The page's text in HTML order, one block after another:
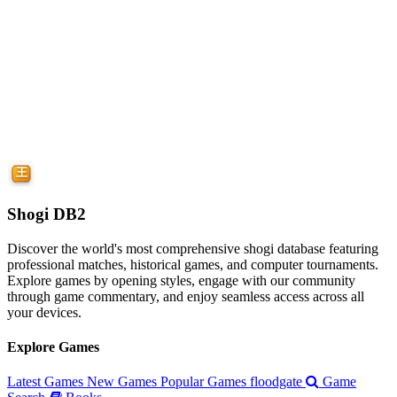
Shogi DB2
Discover the world's most comprehensive shogi database featuring
professional matches, historical games, and computer tournaments.
Explore games by opening styles, engage with our community
through game commentary, and enjoy seamless access across all
your devices.
Explore Games
Latest Games New Games Popular Games floodgate
Game